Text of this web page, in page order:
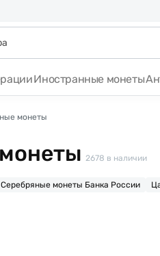
Иностранные монеты
монеты
2678 в наличии
Серебряные монеты Банка России